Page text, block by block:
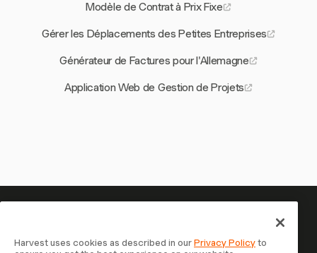
Modèle de Contrat à Prix Fixe
Gérer les Déplacements des Petites Entreprises
Générateur de Factures pour l'Allemagne
Application Web de Gestion de Projets
Votre temps mérite d'être suivi —
commencez maintenant
Harvest uses cookies as described in ourPrivacy Policyto